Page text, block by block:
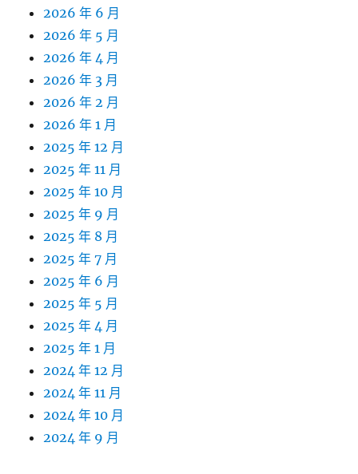
2026 年 6 月
2026 年 5 月
2026 年 4 月
2026 年 3 月
2026 年 2 月
2026 年 1 月
2025 年 12 月
2025 年 11 月
2025 年 10 月
2025 年 9 月
2025 年 8 月
2025 年 7 月
2025 年 6 月
2025 年 5 月
2025 年 4 月
2025 年 1 月
2024 年 12 月
2024 年 11 月
2024 年 10 月
2024 年 9 月